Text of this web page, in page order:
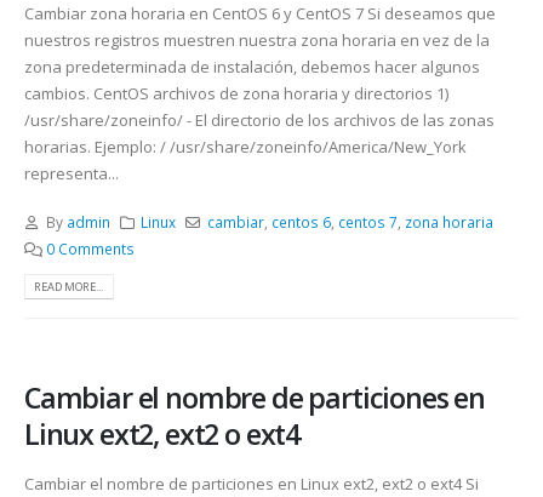
Cambiar zona horaria en CentOS 6 y CentOS 7 Si deseamos que
nuestros registros muestren nuestra zona horaria en vez de la
zona predeterminada de instalación, debemos hacer algunos
cambios. CentOS archivos de zona horaria y directorios 1)
/usr/share/zoneinfo/ - El directorio de los archivos de las zonas
horarias. Ejemplo: / /usr/share/zoneinfo/America/New_York
representa...
By admin Linux cambiar, centos 6, centos 7, zona horaria
0 Comments
READ MORE...
Cambiar el nombre de particiones en
Linux ext2, ext2 o ext4
Cambiar el nombre de particiones en Linux ext2, ext2 o ext4 Si